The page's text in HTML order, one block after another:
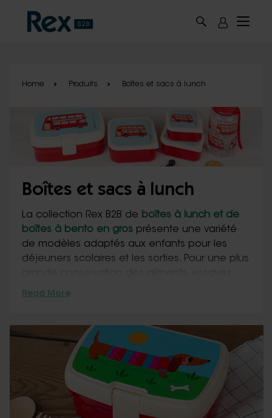
Home Produits Boîtes et sacs à lunch
Boîtes et sacs à lunch
La collection Rex B2B de boîtes à lunch et de
boîtes à bento en gros présente une variété
de modèles adaptés aux enfants pour les
déjeuners scolaires et les sorties. Pour une plus
notre collection colorée de
d'eau et de flacons.
Read More